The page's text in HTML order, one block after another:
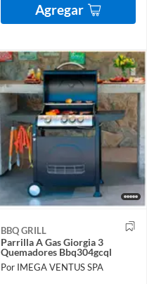
Agregar
BBQ GRILL
Parrilla A Gas Giorgia 3
Quemadores Bbq304gcql
Por IMEGA VENTUS SPA